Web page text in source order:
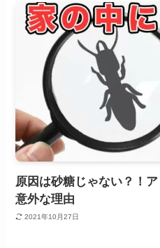
原因は砂糖じゃない？！
意外な理由
2021年10月27日